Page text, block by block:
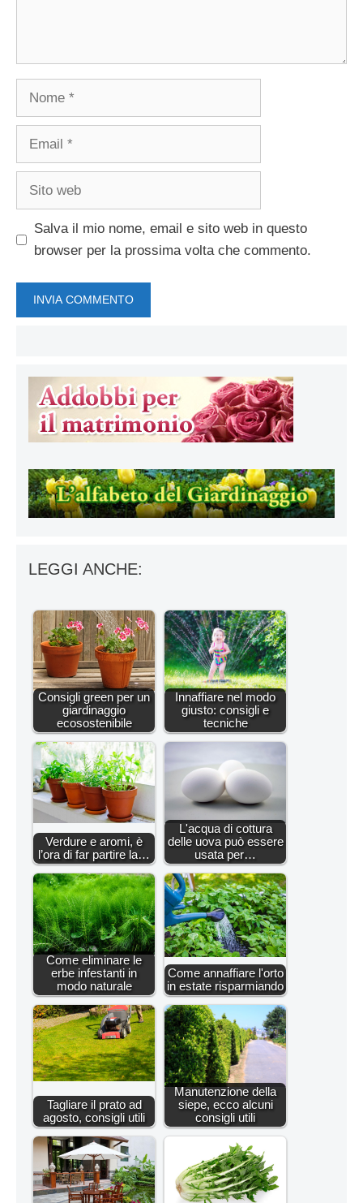
Nome
Email
Sito
Salva il mio nome, email e sito web in questo
browser per la prossima volta che commento.
LEGGI ANCHE:
Consigli green per un
giardinaggio
ecosostenibile
Innaffiare nel modo
giusto: consigli e
tecniche
Verdure e aromi, è
l’ora di far partire la…
L'acqua di cottura
delle uova può essere
usata per…
Come eliminare le
erbe infestanti in
modo naturale
Come annaffiare l'orto
in estate risparmiando
Tagliare il prato ad
agosto, consigli utili
Manutenzione della
siepe, ecco alcuni
consigli utili